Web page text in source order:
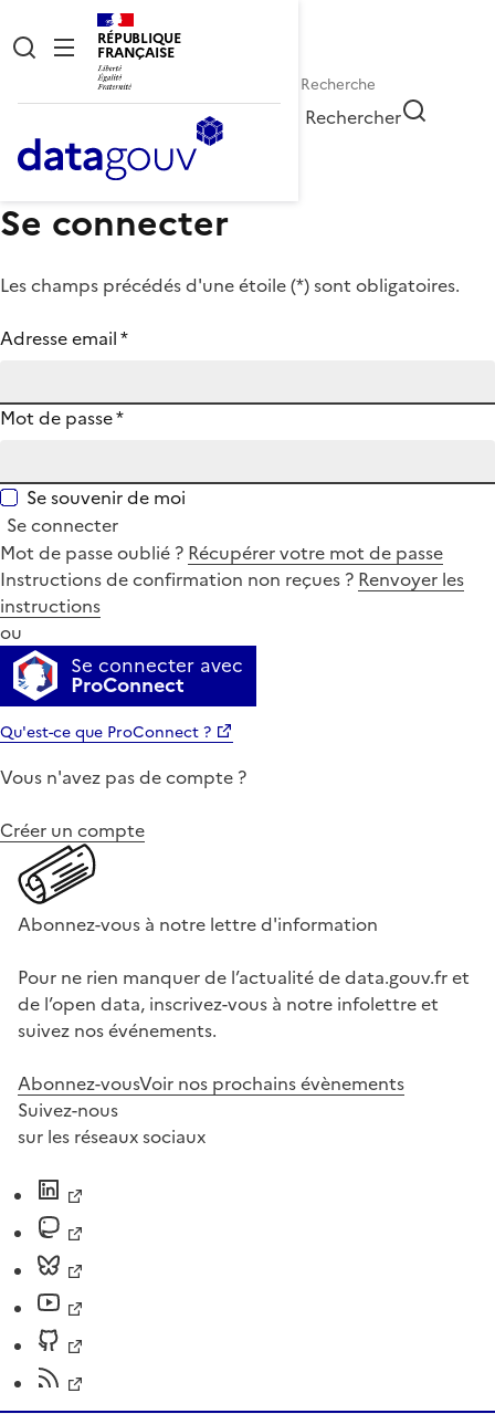
RÉPUBLIQUE
FRANÇAISE
Rechercher
Se connecter
Les champs précédés d'une étoile (*) sont obligatoires.
Adresse email*
Mot de passe*
Se souvenir de moi
Se connecter
Mot de passe oublié ? Récupérer votre mot de passe
Instructions de confirmation non reçues ? Renvoyer les
instructions
ou
Se connecter avec
ProConnect
Qu'est-ce que ProConnect ?
Vous n'avez pas de compte ?
Créer un compte
Abonnez-vous à notre lettre d'information
Pour ne rien manquer de l’actualité de data.gouv.fr et
de l’open data, inscrivez-vous à notre infolettre et
suivez nos événements.
Abonnez-vousVoir nos prochains évènements
Suivez-nous
sur les réseaux sociaux